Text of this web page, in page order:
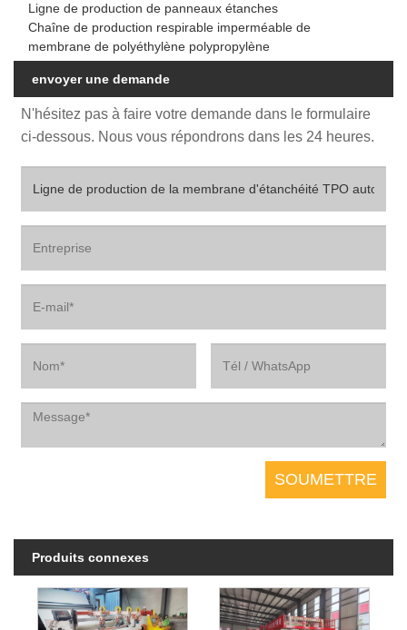
Ligne de production de panneaux étanches
Chaîne de production respirable imperméable de
membrane de polyéthylène polypropylène
envoyer une demande
N'hésitez pas à faire votre demande dans le formulaire
ci-dessous. Nous vous répondrons dans les 24 heures.
Produits connexes